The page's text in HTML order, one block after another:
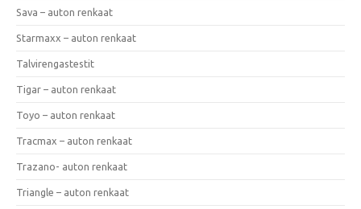
Sava – auton renkaat
Starmaxx – auton renkaat
Talvirengastestit
Tigar – auton renkaat
Toyo – auton renkaat
Tracmax – auton renkaat
Trazano- auton renkaat
Triangle – auton renkaat